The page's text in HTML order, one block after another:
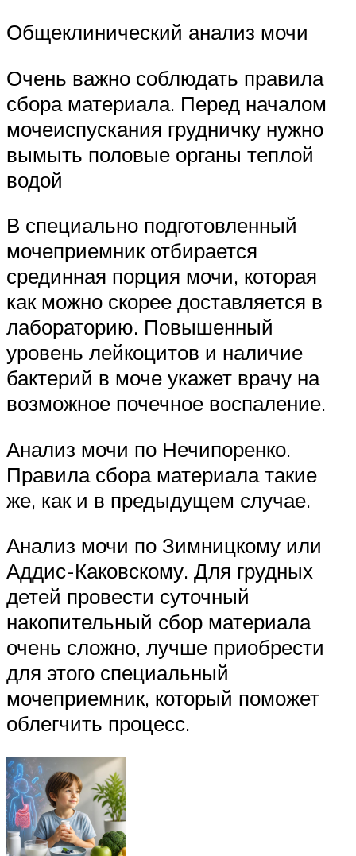
Общеклинический анализ мочи
Очень важно соблюдать правила
сбора материала. Перед началом
мочеиспускания грудничку нужно
вымыть половые органы теплой
водой
В специально подготовленный
мочеприемник отбирается
срединная порция мочи, которая
как можно скорее доставляется в
лабораторию. Повышенный
уровень лейкоцитов и наличие
бактерий в моче укажет врачу на
возможное почечное воспаление.
Анализ мочи по Нечипоренко.
Правила сбора материала такие
же, как и в предыдущем случае.
Анализ мочи по Зимницкому или
Аддис-Каковскому. Для грудных
детей провести суточный
накопительный сбор материала
очень сложно, лучше приобрести
для этого специальный
мочеприемник, который поможет
облегчить процесс.